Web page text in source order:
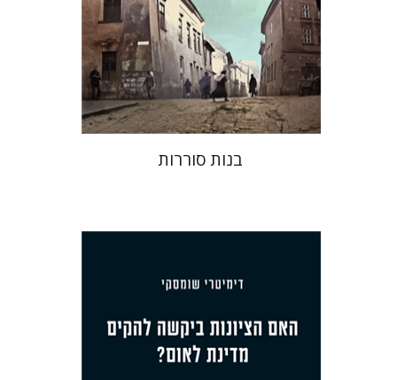
הנחת אתר ספר מודפס
$35
$32
בנות סוררות
דימיטרי שומסקי